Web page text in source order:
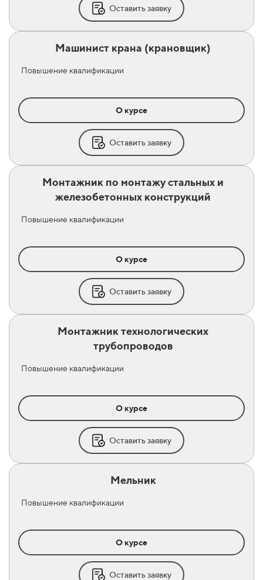
Оставить заявку
Машинист крана (крановщик)
Повышение квалификации
О курсе
Оставить заявку
Монтажник по монтажу стальных и
железобетонных конструкций
Повышение квалификации
О курсе
Оставить заявку
Монтажник технологических
трубопроводов
Повышение квалификации
О курсе
Оставить заявку
Мельник
Повышение квалификации
О курсе
Оставить заявку